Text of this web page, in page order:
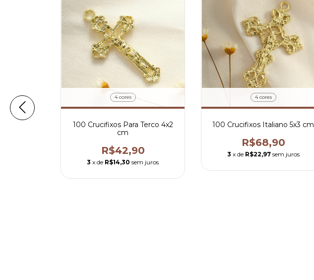
4 cores
100 Crucifixos Para Terco 4x2
cm
R$42,90
3 x de R$14,30 sem juros
4 cores
100 Crucifixos Italiano 5x3 cm
R$68,90
3 x de R$22,97 sem juros